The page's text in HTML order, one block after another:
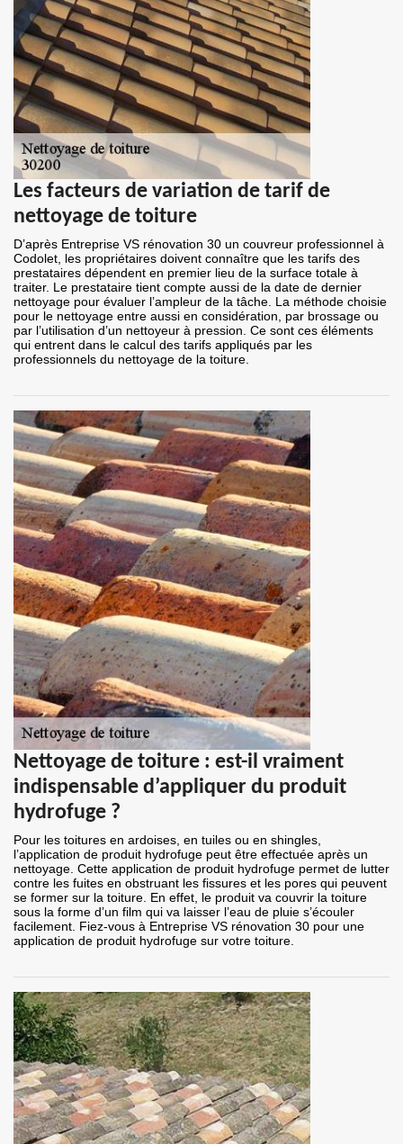
Les facteurs de variation de tarif de
nettoyage de toiture
D’après Entreprise VS rénovation 30 un couvreur professionnel à
Codolet, les propriétaires doivent connaître que les tarifs des
prestataires dépendent en premier lieu de la surface totale à
traiter. Le prestataire tient compte aussi de la date de dernier
nettoyage pour évaluer l’ampleur de la tâche. La méthode choisie
pour le nettoyage entre aussi en considération, par brossage ou
par l’utilisation d’un nettoyeur à pression. Ce sont ces éléments
qui entrent dans le calcul des tarifs appliqués par les
professionnels du nettoyage de la toiture.
Nettoyage de toiture : est-il vraiment
indispensable d’appliquer du produit
hydrofuge ?
Pour les toitures en ardoises, en tuiles ou en shingles,
l’application de produit hydrofuge peut être effectuée après un
nettoyage. Cette application de produit hydrofuge permet de lutter
contre les fuites en obstruant les fissures et les pores qui peuvent
se former sur la toiture. En effet, le produit va couvrir la toiture
sous la forme d’un film qui va laisser l’eau de pluie s’écouler
facilement. Fiez-vous à Entreprise VS rénovation 30 pour une
application de produit hydrofuge sur votre toiture.